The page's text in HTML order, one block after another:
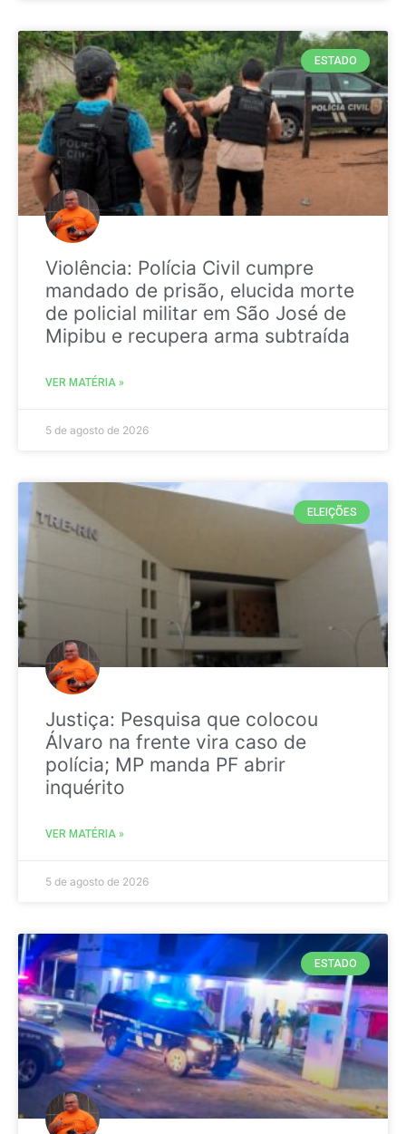
ESTADO
Violência: Polícia Civil cumpre
mandado de prisão, elucida morte
de policial militar em São José de
Mipibu e recupera arma subtraída
VER MATÉRIA »
5 de agosto de 2026
ELEIÇÕES
Justiça: Pesquisa que colocou
Álvaro na frente vira caso de
polícia; MP manda PF abrir
inquérito
VER MATÉRIA »
5 de agosto de 2026
ESTADO